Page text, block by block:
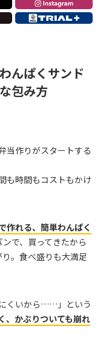
んぱくサンド
包み方
当作りがスタートする
も時間もコストもかけ
作れる、簡単わんぱく
で、買ってきたから
。食べ盛りも大満足
くいから……」という
、かぶりついても崩れ